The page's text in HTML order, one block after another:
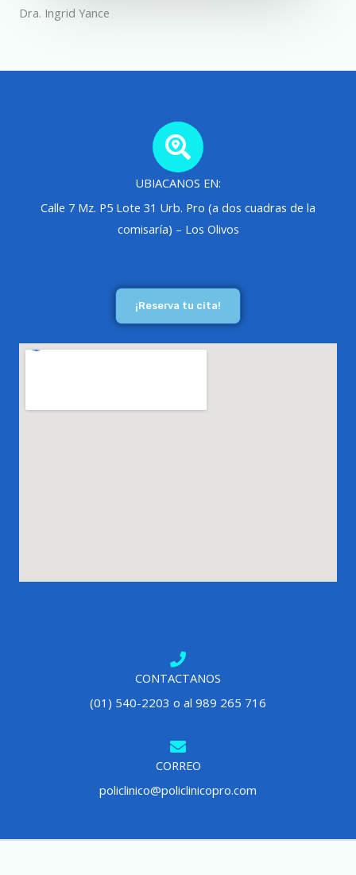
Dra. Ingrid Yance
UBIACANOS EN:
Calle 7 Mz. P5 Lote 31 Urb. Pro (a dos cuadras de la
comisaría) – Los Olivos
¡Reserva tu cita!
CONTACTANOS
(01) 540-2203 o al 989 265 716
CORREO
policlinico@policlinicopro.com